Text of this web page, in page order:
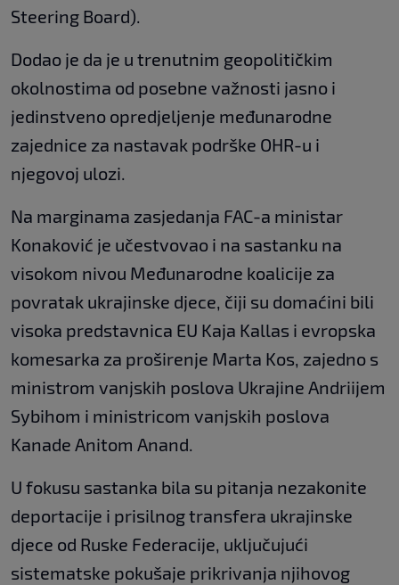
Steering Board).
Dodao je da je u trenutnim geopolitičkim
okolnostima od posebne važnosti jasno i
jedinstveno opredjeljenje međunarodne
zajednice za nastavak podrške OHR-u i
njegovoj ulozi.
Na marginama zasjedanja FAC-a ministar
Konaković je učestvovao i na sastanku na
visokom nivou Međunarodne koalicije za
povratak ukrajinske djece, čiji su domaćini bili
visoka predstavnica EU Kaja Kallas i evropska
komesarka za proširenje Marta Kos, zajedno s
ministrom vanjskih poslova Ukrajine Andriijem
Sybihom i ministricom vanjskih poslova
Kanade Anitom Anand.
U fokusu sastanka bila su pitanja nezakonite
deportacije i prisilnog transfera ukrajinske
djece od Ruske Federacije, uključujući
sistematske pokušaje prikrivanja njihovog